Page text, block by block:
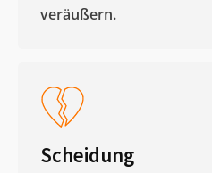
veräußern. ​
Scheidung